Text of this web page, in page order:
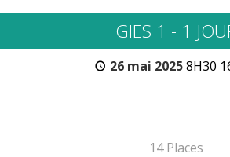
GIES 1 - 1
26 mai 20258H30
14 Places